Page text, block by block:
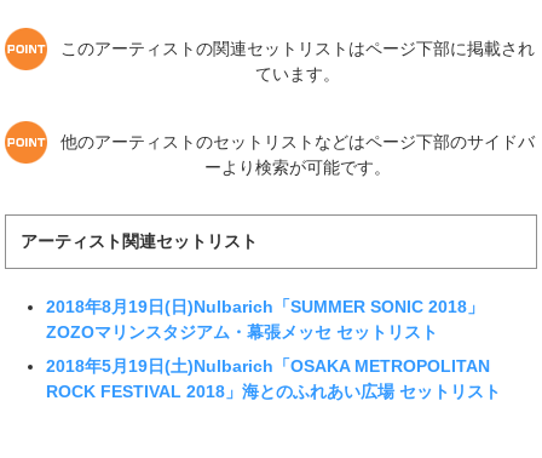
このアーティストの関連セットリストはページ下部に掲載され
ています。
他のアーティストのセットリストなどはページ下部のサイドバ
ーより検索が可能です。
アーティスト関連セットリスト
2018年8月19日(日)Nulbarich「SUMMER SONIC 2018」
ZOZOマリンスタジアム・幕張メッセ セットリスト
2018年5月19日(土)Nulbarich「OSAKA METROPOLITAN
ROCK FESTIVAL 2018」海とのふれあい広場 セットリスト